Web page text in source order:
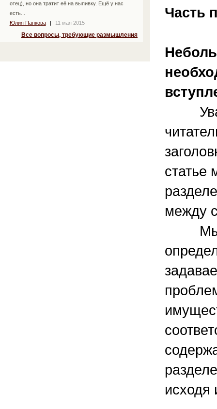
отец), но она тратит её на выпивку. Ещё у нас
есть...
Юлия Панкова
11 мая 2015
Все вопросы, требующие размышления
Часть
статье
между
Мы
исходя